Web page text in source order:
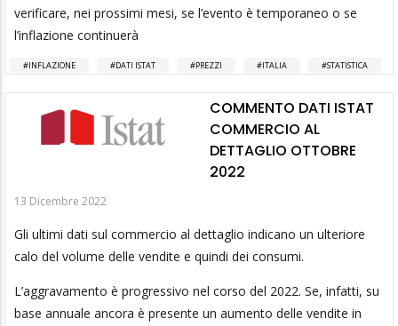
verificare, nei prossimi mesi, se l’evento è temporaneo o se
l’inflazione continuerà
INFLAZIONE DATI ISTAT PREZZI ITALIA STATISTICA
COMMENTO DATI ISTAT
COMMERCIO AL
DETTAGLIO OTTOBRE
2022
13 Dicembre 2022
Gli ultimi dati sul commercio al dettaglio indicano un ulteriore
calo del volume delle vendite e quindi dei consumi.
L’aggravamento è progressivo nel corso del 2022. Se, infatti, su
base annuale ancora è presente un aumento delle vendite in